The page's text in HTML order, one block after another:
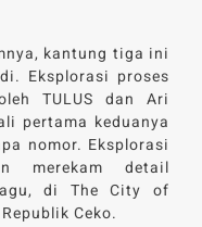
kantung tiga ini
Eksplorasi proses
TULUS dan Ari
pertama keduanya
nomor. Eksplorasi
merekam detail
di The City of
Ceko.